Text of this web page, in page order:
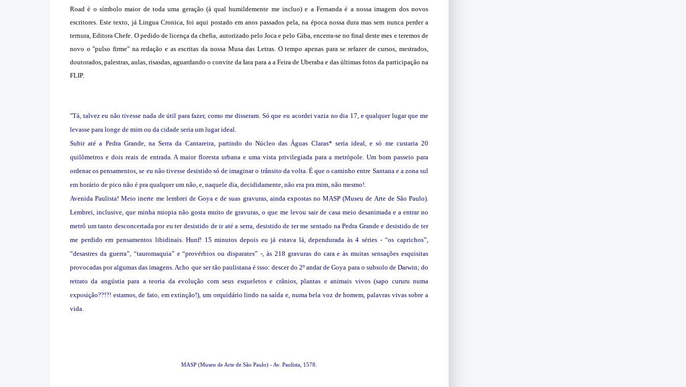
Road é o símbolo maior de toda uma geração (à qual humildemente me incluo) e a Fernanda é a nossa imagem dos novos
escritores. Este texto, já Lingua Cronica, foi aqui postado em anos passados pela, na época nossa dura mas sem nunca perder a
ternura, Editora Chefe. O pedido de licença da chefia, autorizado pelo Joca e pelo Giba, encerra-se no final deste mes e teremos de
novo o "pulso firme" na redação e as escritas da nossa Musa das Letras. O tempo apenas para se refazer de cursos, mestrados,
doutorados, palestras, aulas, risasdas, aguardando o convite da Iara para a a Feira de Uberaba e das últimas fotos da participação na
FLIP.
"Tá, talvez eu não tivesse nada de útil para fazer, como me disseram. Só que eu acordei vazia no dia 17, e qualquer lugar que me
levasse para longe de mim ou da cidade seria um lugar ideal.
Subir até a Pedra Grande, na Serra da Cantareira, partindo do Núcleo das Águas Claras* seria ideal, e só me custaria 20
quilômetros e dois reais de entrada. A maior floresta urbana e uma vista privilegiada para a metrópole. Um bom passeio para
ordenar os pensamentos, se eu não tivesse desistido só de imaginar o trânsito da volta. É que o caminho entre Santana e a zona sul
em horário de pico não é pra qualquer um não, e, naquele dia, decididamente, não era pra mim, não mesmo!.
Avenida Paulista! Meio inerte me lembrei de Goya e de suas gravuras, ainda expostas no MASP (Museu de Arte de São Paulo).
Lembrei, inclusive, que minha miopia não gosta muito de gravuras, o que me levou sair de casa meio desanimada e a entrar no
metrô um tanto desconcertada por eu ter desistido de ir até a serra, desistido de ter me sentado na Pedra Grande e desistido de ter
me perdido em pensamentos libidinais. Hunf! 15 minutos depois eu já estava lá, dependurada às 4 séries - “os caprichos”,
“desastres da guerra”, “tauromaquia” e “provérbios ou disparates” -, às 218 gravuras do cara e às muitas sensações esquisitas
provocadas por algumas das imagens. Acho que ser tão paulistana é isso: descer do 2º andar de Goya para o subsolo de Darwin; do
retrato da angústia para a teoria da evolução com seus esqueletos e crânios, plantas e animais vivos (sapo cururu numa
exposição??!?! estamos, de fato, em extinção!), um orquidário lindo na saída e, numa bela voz de homem, palavras vivas sobre a
vida.
MASP (Museu de Arte de São Paulo) - Av. Paulista, 1578.